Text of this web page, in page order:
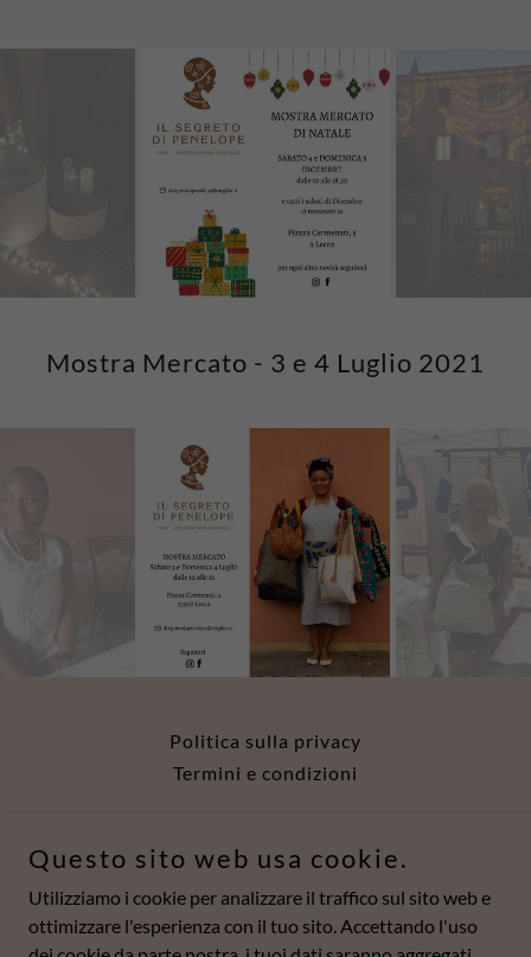
Mostra Mercato - 3 e 4 Luglio 2021
Politica sulla privacy
Termini e condizioni
Il Segreto di Penelope - C.F. 92081620137
Piazza Mario Cermenati 5, 23900 Lecco, Italy
Questo sito web usa cookie.
Utilizziamo i cookie per analizzare il traffico sul sito web e
ottimizzare l'esperienza con il tuo sito. Accettando l'uso